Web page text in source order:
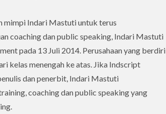
mimpi Indari Mastuti untuk terus
coaching dan public speaking, Indari Mastuti
pada 13 Juli 2014. Perusahaan yang berdiri
kelas menengah ke atas. Jika Indscript
dan penerbit, Indari Mastuti
coaching dan public speaking yang